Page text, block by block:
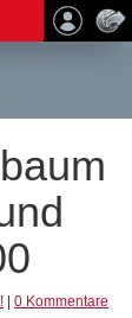
0 Kommentare